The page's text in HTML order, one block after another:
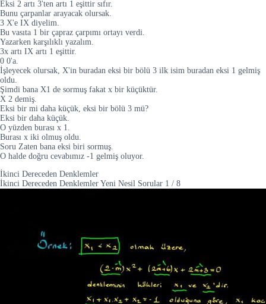
Eksi 2 artı 3'ten artı 1 eşittir sıfır.
Bunu çarpanlar arayacak olursak.
3 X'e IX diyelim.
Bu vasıta 1 bir çapraz çarpımı ortayı verdi.
Yazarken karşılıklı yazalım.
3x artı IX artı 1 eşittir.
0 0'a.
İşleyecek olursak, X'in buradan eksi bir bölü 3 ilk isim buradan eksi 1 gelmiş
oldu.
Şimdi bana X1 de sormuş fakat x bir küçüktür.
X 2 demiş.
Eksi bir mi daha küçük, eksi bir bölü 3 mü?
Eksi bir daha küçük.
O yüzden burası x 1.
Burası x iki olmuş oldu.
Soru Zaten bana eksi biri sormuş.
O halde doğru cevabımız -1 gelmiş oluyor.
İkinci Dereceden Denklemler
İkinci Dereceden Denklemler Yeni Nesil Sorular 1 / 8